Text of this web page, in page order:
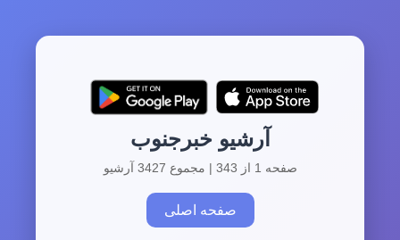
آرشیو خبرجنوب
صفحه 1 از 343 | مجموع 3427 آرشیو
صفحه اصلی